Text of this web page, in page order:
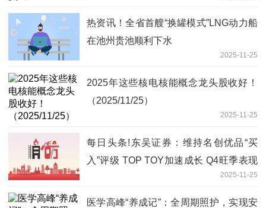
热资讯！全省首艘“换罐模式”LNG动力船
在池州贵池顺利下水
2025-11-25
2025年这些核电核能概念龙头股收好！
（2025/11/25）
2025-11-25
每日头条!东吴证券：维持名创优品“买
入”评级 TOP TOY加速成长 Q4旺季表现
2025-11-25
医学高峰“养成记”：全周期照护，实现安